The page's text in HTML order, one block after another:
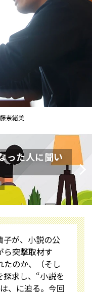
奈緒美
った人に聞い
が、小説の公
ら突撃取材す
たのか、（そし
求し、“小説を
、に迫る。今回